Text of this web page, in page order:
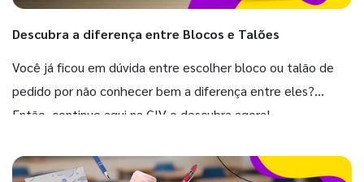
Descubra a diferença entre Blocos e Talões
Você já ficou em dúvida entre escolher bloco ou talão de
pedido por não conhecer bem a diferença entre eles?
Então, continue aqui na GIV e descubra agora!